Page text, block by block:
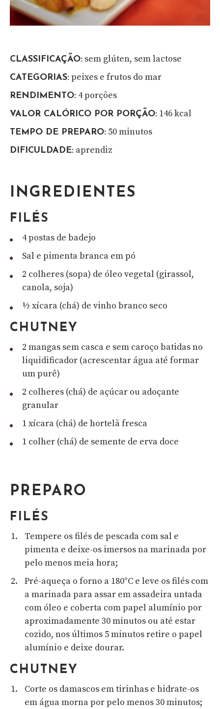
CLASSIFICAÇÃO: sem glúten, sem lactose
CATEGORIAS: peixes e frutos do mar
RENDIMENTO: 4 porções
VALOR CALÓRICO POR PORÇÃO: 146 kcal
TEMPO DE PREPARO: 50 minutos
DIFICULDADE: aprendiz
INGREDIENTES
FILÉS
4 postas de badejo
Sal e pimenta branca em pó
2 colheres (sopa) de óleo vegetal (girassol,
canola, soja)
½ xícara (chá) de vinho branco seco
CHUTNEY
2 mangas sem casca e sem caroço batidas no
liquidificador (acrescentar água até formar
um purê)
2 colheres (chá) de açúcar ou adoçante
granular
1 xícara (chá) de hortelã fresca
1 colher (chá) de semente de erva doce
PREPARO
FILÉS
Tempere os filés de pescada com sal e
pimenta e deixe-os imersos na marinada por
pelo menos meia hora;
Pré-aqueça o forno a 180°C e leve os filés com
a marinada para assar em assadeira untada
com óleo e coberta com papel alumínio por
aproximadamente 30 minutos ou até estar
cozido, nos últimos 5 minutos retire o papel
alumínio e deixe dourar.
CHUTNEY
Corte os damascos em tirinhas e hidrate-os
em água morna por pelo menos 30 minutos;